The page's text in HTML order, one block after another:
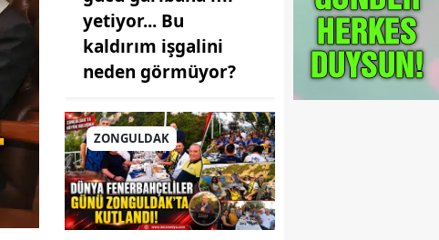
yetiyor... Bu
kaldırım işgalini
neden görmüyor?
ZONGULDAK